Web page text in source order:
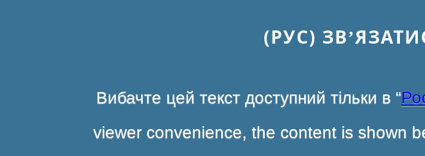
(РУС)
Вибачте цей текст доступний тільки в “
viewer convenience, the content is shown